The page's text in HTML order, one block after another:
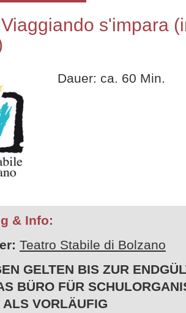
s'impara
Dauer: ca. 60 Min.
& Info:
Teatro Stabile di Bolzano
GELTEN BIS ZUR
BÜRO FÜR
ALS VORLÄUFIG